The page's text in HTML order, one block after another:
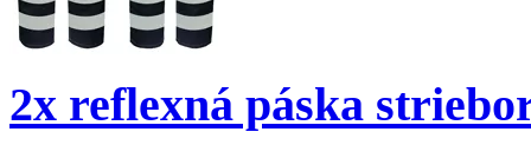
2x reflexná páska